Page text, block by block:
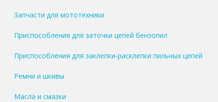
Запчасти для мототехники
Приспособления для заточки цепей бензопил
Приспособления для заклепки-расклепки пильных цепей
Ремни и шкивы
Масла и смазки